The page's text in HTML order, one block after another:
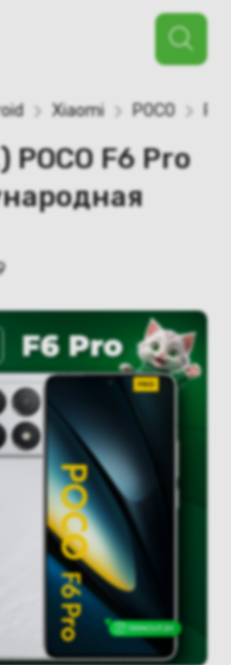
Поиск
товаров
Xiaomi POCO
F6 Pro